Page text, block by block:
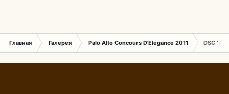
Главная Галерея Palo Alto Concours D'Elegance 2011 DSC